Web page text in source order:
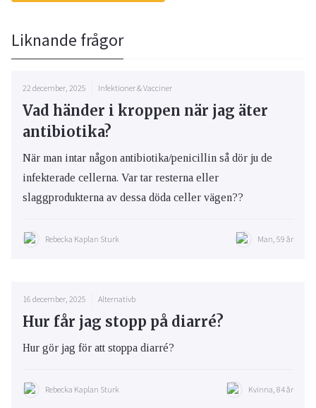
Liknande frågor
22 december, 2025 Infektioner & Vacciner
Vad händer i kroppen när jag äter
antibiotika?
När man intar någon antibiotika/penicillin så dör ju de
infekterade cellerna. Var tar resterna eller
slaggprodukterna av dessa döda celler vägen??
Rebecka Kaplan Sturk Man, 59 år
16 december, 2025 Alternativb
Hur får jag stopp på diarré?
Hur gör jag för att stoppa diarré?
Rebecka Kaplan Sturk Kvinna, 84 år